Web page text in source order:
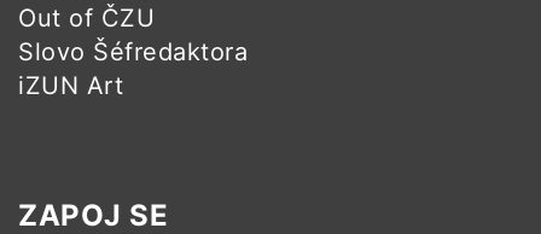
Out of ČZU
Slovo Šéfredaktora
iZUN Art
ZAPOJ SE